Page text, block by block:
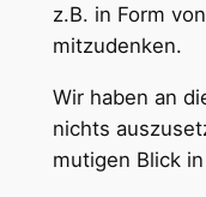
z.B. in Form
mitzudenken.
Wir haben an
nichts
mutigen Blick